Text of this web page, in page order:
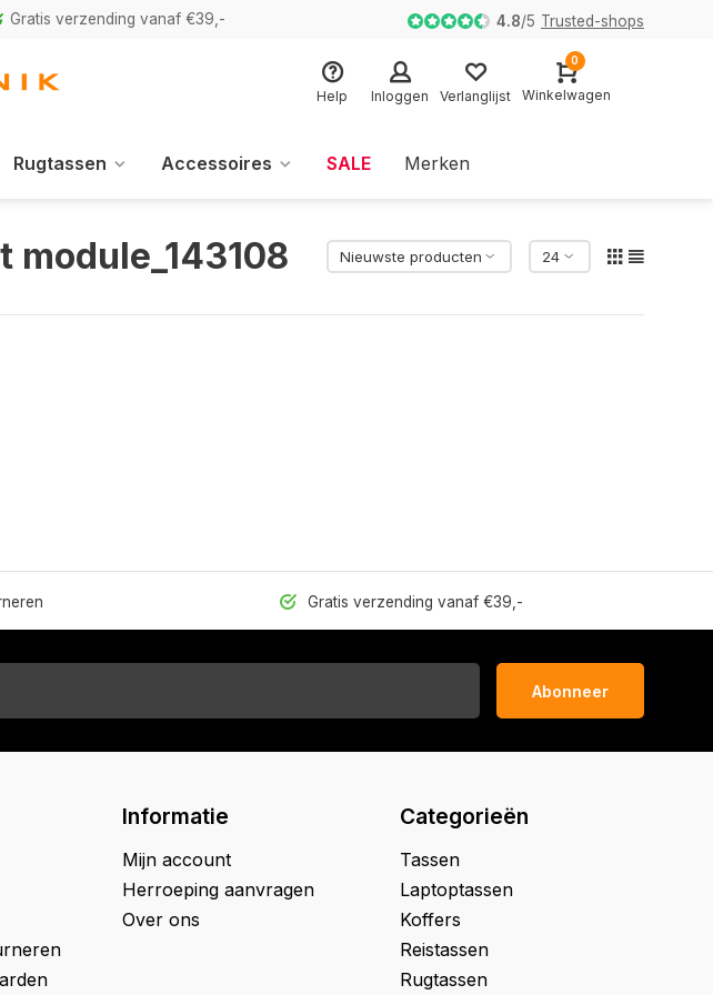
Gratis verzending vanaf €39,- 4.8/5 Trusted-shops
Help Inloggen Verlanglijst
0
Winkelwagen
Rugtassen Accessoires SALE Merken
module_143108
Gratis verzending vanaf €39,-
Abonneer
Informatie
Mijn account
Herroeping aanvragen
Over ons
Categorieën
Tassen
Laptoptassen
Koffers
Reistassen
Rugtassen